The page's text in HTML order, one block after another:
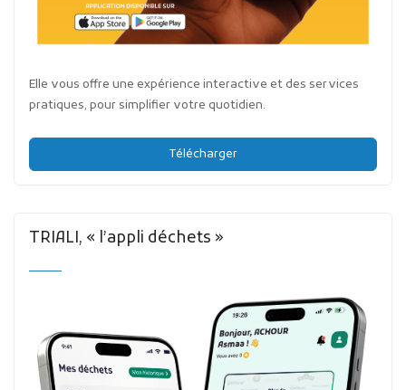
Elle vous offre une expérience interactive et des services
pratiques, pour simplifier votre quotidien.
Télécharger
TRIALI, « l’appli déchets »